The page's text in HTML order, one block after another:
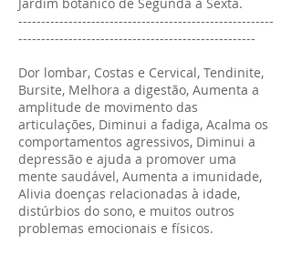
--------------------------------------------------------
----------------------------------------------------
Dor lombar, Costas e Cervical, Tendinite,
Bursite, Melhora a digestão, Aumenta a
amplitude de movimento das
articulações, Diminui a fadiga, Acalma os
comportamentos agressivos, Diminui a
depressão e ajuda a promover uma
mente saudável, Aumenta a imunidade,
Alivia doenças relacionadas à idade,
distúrbios do sono, e muitos outros
problemas emocionais e físicos.